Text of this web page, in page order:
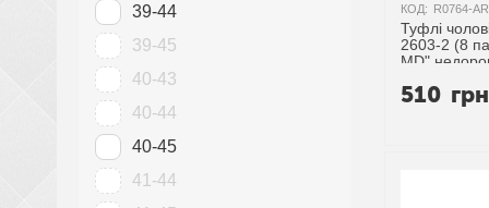
КОД: R0764-
Туфлі
2603-2 (8
MD"
510 грн
39-44
39-45
40-43
40-44
40-45
41-44